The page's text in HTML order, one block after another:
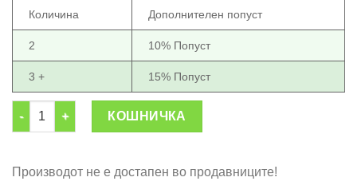
Количина Дополнителен попуст
2 10% Попуст
3 + 15% Попуст
Воден стол на надувување количина
КОШНИЧКА
Производот не е достапен во продавниците!